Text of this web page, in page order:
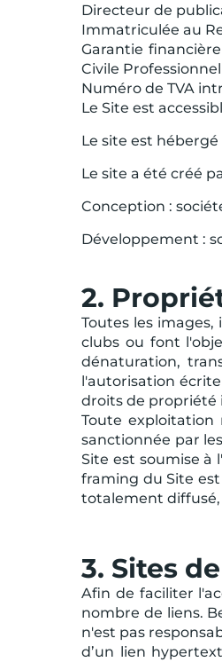
Directeur de
Immatriculée au
Garantie
Civile
Numéro de TVA
Le Site est
Le site est hébergé
Le site a été créé
Conception :
Développement :
2.
Toutes les
clubs ou font
dénaturation,
l'autorisation
droits de
Toute
sanctionnée par
Site est soumise à
framing du Site
totalement diffusé,
3. Sites
Afin de faciliter
nombre de liens.
n'est pas
d’un lien